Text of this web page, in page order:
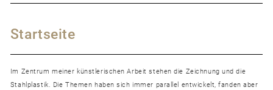
Startseite
Im Zentrum meiner künstlerischen Arbeit stehen die Zeichnung und die
Stahlplastik. Die Themen haben sich immer parallel entwickelt, fanden aber